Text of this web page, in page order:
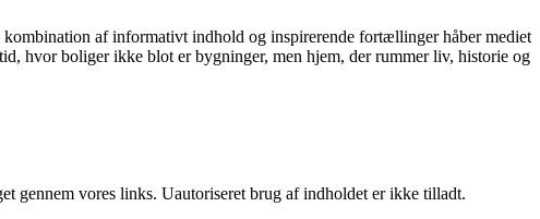
af informativt indhold og inspirerende fortællinger håber mediet
hvor boliger ikke blot er bygninger, men hjem, der rummer liv, historie og
gennem vores links. Uautoriseret brug af indholdet er ikke tilladt.